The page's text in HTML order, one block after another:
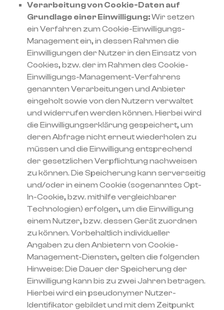
Verarbeitung von Cookie-Daten auf
Grundlage einer Einwilligung:Wir setzen
ein Verfahren zum Cookie-Einwilligungs-
Management ein, in dessen Rahmen die
Einwilligungen der Nutzer in den Einsatz von
Cookies, bzw. der im Rahmen des Cookie-
Einwilligungs-Management-Verfahrens
genannten Verarbeitungen und Anbieter
eingeholt sowie von den Nutzern verwaltet
und widerrufen werden können. Hierbei wird
die Einwilligungserklärung gespeichert, um
deren Abfrage nicht erneut wiederholen zu
müssen und die Einwilligung entsprechend
der gesetzlichen Verpflichtung nachweisen
zu können. Die Speicherung kann serverseitig
und/oder in einem Cookie (sogenanntes Opt-
In-Cookie, bzw. mithilfe vergleichbarer
Technologien) erfolgen, um die Einwilligung
einem Nutzer, bzw. dessen Gerät zuordnen
zu können. Vorbehaltlich individueller
Angaben zu den Anbietern von Cookie-
Management-Diensten, gelten die folgenden
Hinweise: Die Dauer der Speicherung der
Einwilligung kann bis zu zwei Jahren betragen.
Hierbei wird ein pseudonymer Nutzer-
Identifikator gebildet und mit dem Zeitpunkt